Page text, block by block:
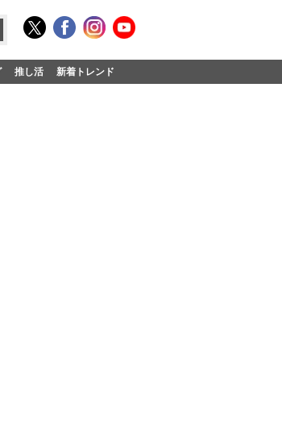
推し活 新着トレンド